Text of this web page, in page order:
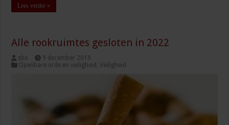
Lees verder »
Alle rookruimtes gesloten in 2022
sbo
9 december 2019
Openbare orde en veiligheid ,Veiligheid